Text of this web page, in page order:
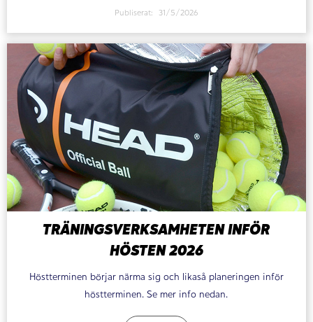
Publiserat: 31/5/2026
TRÄNINGSVERKSAMHETEN INFÖR
HÖSTEN 2026
Höstterminen börjar närma sig och likaså planeringen inför
höstterminen. Se mer info nedan.